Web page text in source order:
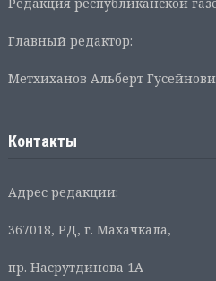
Главный редактор:
Метхиханов Альберт
Контакты
Адрес редакции:
367018, РД, г. Махачкала,
пр. Насрутдинова 1А